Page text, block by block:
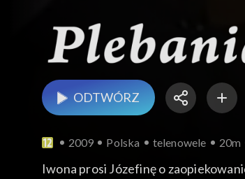
ODTWÓRZ
2009 Polska telenowele 20m
Iwona prosi Józefinę o